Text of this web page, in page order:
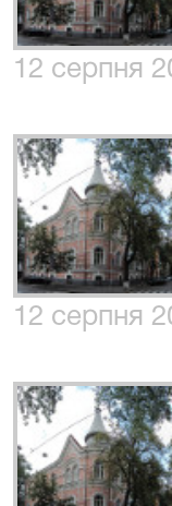
12 серпня
12 серпня